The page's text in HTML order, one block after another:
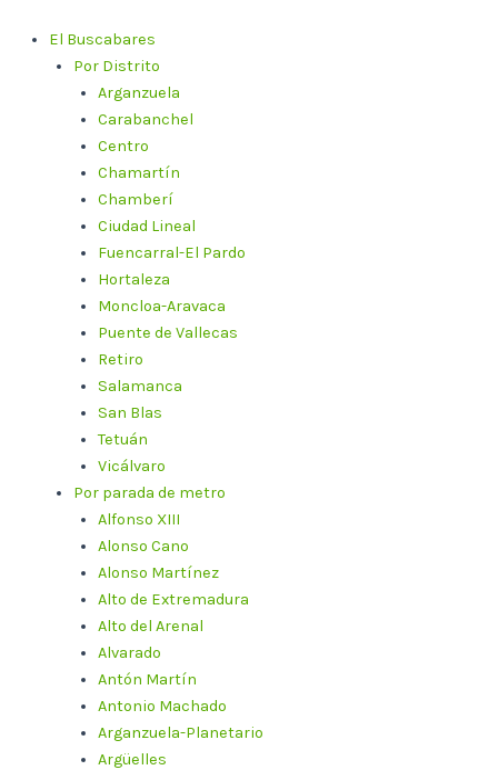
contenido
El Buscabares
Por Distrito
Arganzuela
Carabanchel
Centro
Chamartín
Chamberí
Ciudad Lineal
Fuencarral-El Pardo
Hortaleza
Moncloa-Aravaca
Puente de Vallecas
Retiro
Salamanca
San Blas
Tetuán
Vicálvaro
Por parada de metro
Alfonso XIII
Alonso Cano
Alonso Martínez
Alto de Extremadura
Alto del Arenal
Alvarado
Antón Martín
Antonio Machado
Arganzuela-Planetario
Argüelles